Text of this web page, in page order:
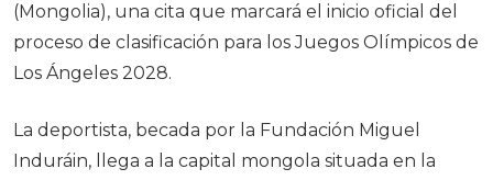
(Mongolia), una cita que marcará el inicio oficial del
proceso de clasificación para los Juegos Olímpicos de
Los Ángeles 2028.
La deportista, becada por la Fundación Miguel
Induráin, llega a la capital mongola situada en la